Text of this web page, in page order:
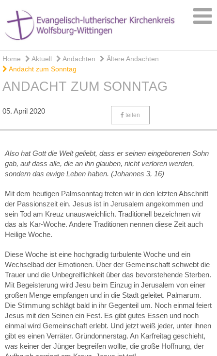
Home Aktuell Andachten
Ältere Andachten
Andacht zum Sonntag
ANDACHT ZUM SONNTAG
05. April 2020 teilen
Also hat Gott die Welt geliebt, dass er seinen eingeborenen Sohn
gab, auf dass alle, die an ihn glauben, nicht verloren werden,
sondern das ewige Leben haben. (Johannes 3, 16)
Mit dem heutigen Palmsonntag treten wir in den letzten Abschnitt
der Passionszeit ein. Jesus ist in Jerusalem angekommen und
sein Tod am Kreuz unausweichlich. Traditionell bezeichnen wir
das als Kar-Woche. Andere Traditionen nennen diese Zeit auch
Heilige Woche.
Diese Woche ist eine hochgradig turbulente Woche und ein
Wechselbad der Emotionen. Über der Gemeinschaft schwebt die
Trauer und die Unbegreiflichkeit über das bevorstehende Sterben.
Mit Begeisterung wird Jesu beim Einzug in Jerusalem von einer
großen Menge empfangen und in die Stadt geleitet. Palmarum.
Die Stimmung schlägt bald in ihr Gegenteil um. Noch einmal feiert
Jesus mit den Seinen ein Fest. Es gibt gutes Essen und noch
einmal wird Gemeinschaft erlebt. Und jetzt weiß jeder, unter ihnen
gibt es einen Verräter. Gründonnerstag. An Karfreitag geschieht,
was keiner der Jünger begreifen wollte, die große Hoffnung, der